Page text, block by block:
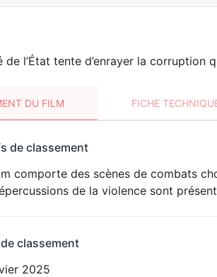
de l’État tente d’enrayer la corruption
DU FILM FICHE
DÉCONSEILLÉ
AUX JEUNES
ENFANTS
de classement
comporte des scènes de combats
de la violence sont
classement
2025